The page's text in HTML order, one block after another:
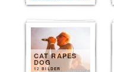
CAT RAPES
DOG
12 BILDER